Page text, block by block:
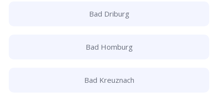
Bad Driburg
Bad Homburg
Bad Kreuznach